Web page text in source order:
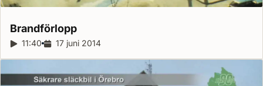
Brandförlopp
Reportagelängd:
11:40 Releasedatum:
17 juni 2014